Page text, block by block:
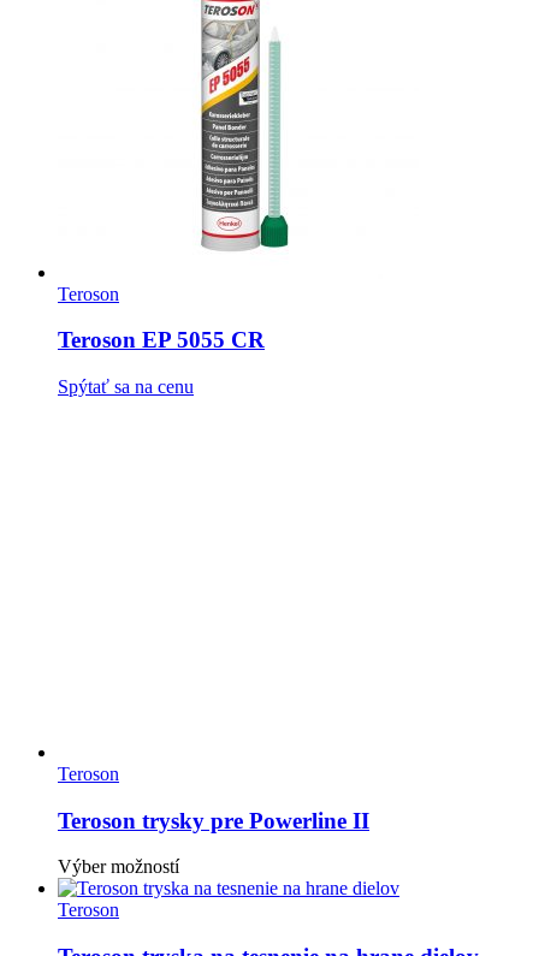
Teroson
Teroson EP 5055 CR
Spýtať sa na cenu
Teroson
Teroson trysky pre Powerline II
Výber možnostíTento
produkt
Teroson